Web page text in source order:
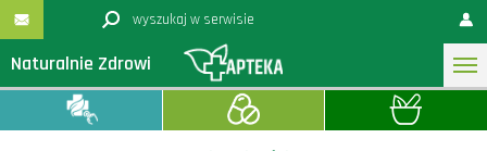
Naturalnie Zdrowi